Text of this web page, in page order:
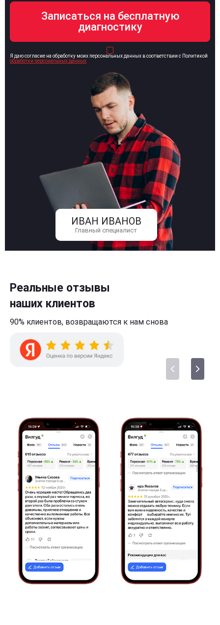
ИВАН ИВАНОВ
Главный специалист
Я даю согласие на обработку моих персональных данных в соответствии с Политикой
обработки персональных данных
Реальные отзывы
наших клиентов
90% клиентов, возвращаются к нам снова